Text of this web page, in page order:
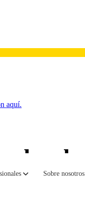
Sobre nosotros
aquí.
equipo